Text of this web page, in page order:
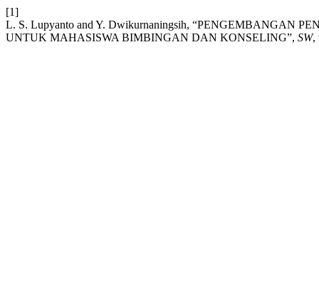
[1]
L. S. Lupyanto and Y. Dwikurnaningsih, “PENGEMBANGAN
UNTUK MAHASISWA BIMBINGAN DAN KONSELING”, SW,